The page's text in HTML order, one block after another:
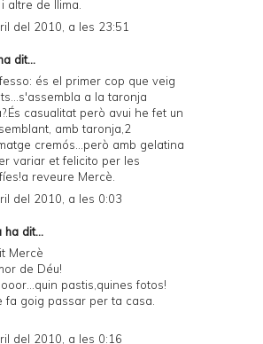
altre de llima.
del 2010, a les 23:51
dit...
és el primer cop que veig
a la taronja
casualitat però avui he fet un
amb taronja,2
cremós...però amb gelatina
variar et felicito per les
reveure Mercè.
del 2010, a les 0:03
ha dit...
Mercè
de Déu!
pastis,quines fotos!
fa goig passar per ta casa.
del 2010, a les 0:16